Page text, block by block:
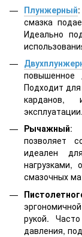
Плунжерный
смазка
Идеально
повышенное
Подходит
карданов,
эксплуатации.
Рычажный:
позволяет
идеален
нагрузками,
смазочных
рукой.
давления,